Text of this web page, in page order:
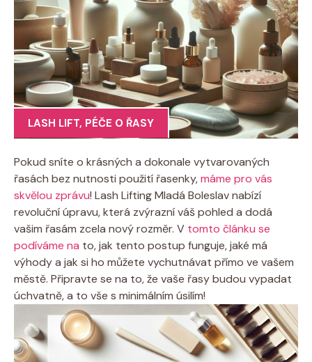
LASH LIFT, PÉČE O ŘASY
Pokud sníte o krásných a dokonale vytvarovaných
řasách bez nutnosti použití řasenky,máme pro vás
skvělou zprávu! Lash Lifting Mladá Boleslav nabízí
revoluční úpravu, která zvýrazní váš pohled a dodá
vašim řasám zcela nový rozměr. V tomto článku se
podíváme na to, jak tento postup funguje, jaké má
výhody a jak si ho můžete vychutnávat přímo ve vašem
městě. Připravte se na to, že vaše řasy budou vypadat
úchvatně, a to vše s minimálním úsilím!